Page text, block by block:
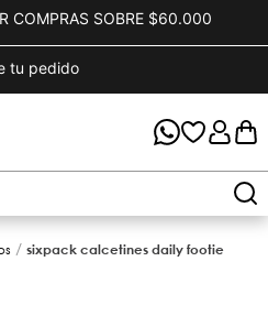
COMPRAS SOBRE $60.000
tu pedido
sixpack calcetines daily footie